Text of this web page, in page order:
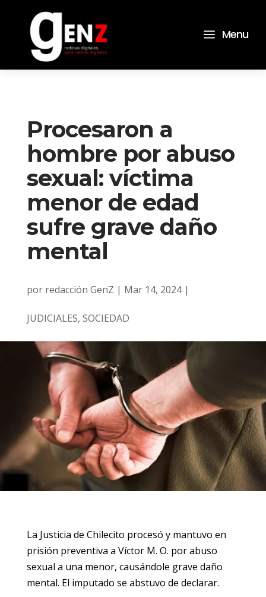
a Menu
Procesaron a
hombre por abuso
sexual: víctima
menor de edad
sufre grave daño
mental
por redacción GenZ | Mar 14, 2024|
JUDICIALES, SOCIEDAD
La Justicia de Chilecito procesó y mantuvo en
prisión preventiva a Víctor M. O. por abuso
sexual a una menor, causándole grave daño
mental. El imputado se abstuvo de declarar.